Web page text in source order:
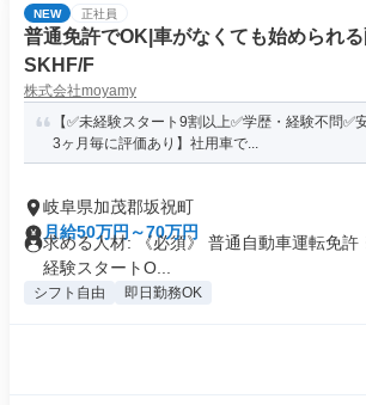
NEW 正社員
普通免許でOK|車がなくても始められ
SKHF/F
株式会社moyamy
【✅未経験スタート9割以上✅学歴・経験不問✅
3ヶ月毎に評価あり】社用車で...
岐阜県加茂郡坂祝町
月給50万円～70万円
求める人材: 《必須》 普通自動車運転免
経験スタートO...
シフト自由 即日勤務OK